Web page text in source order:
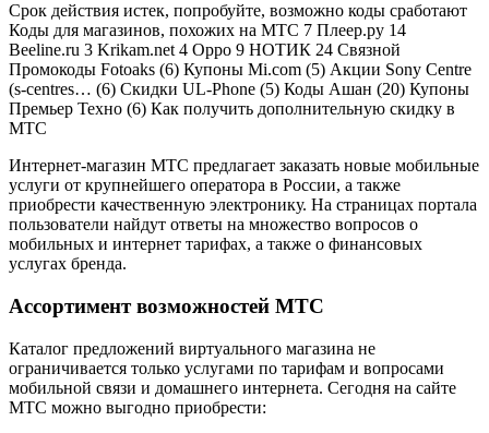
Срок действия истек, попробуйте, возможно коды сработают
Коды для магазинов, похожих на МТС 7 Плеер.ру 14
Beeline.ru 3 Krikam.net 4 Oppo 9 НОТИК 24 Связной
Промокоды Fotoaks (6) Купоны Mi.com (5) Акции Sony Centre
(s-centres… (6) Скидки UL-Phone (5) Коды Ашан (20) Купоны
Премьер Техно (6) Как получить дополнительную скидку в
МТС
Интернет-магазин МТС предлагает заказать новые мобильные
услуги от крупнейшего оператора в России, а также
приобрести качественную электронику. На страницах портала
пользователи найдут ответы на множество вопросов о
мобильных и интернет тарифах, а также о финансовых
услугах бренда.
Ассортимент возможностей МТС
Каталог предложений виртуального магазина не
ограничивается только услугами по тарифам и вопросами
мобильной связи и домашнего интернета. Сегодня на сайте
МТС можно выгодно приобрести: